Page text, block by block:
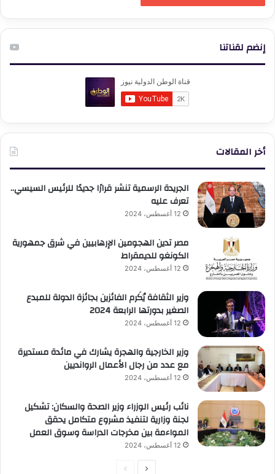
إنضم لقناتنا
أخر المقالات
الجريدة الرسمية تنشر قرارًا جديدًا للرئيس السيسي..
تعرف عليه
12 أغسطس، 2024
مصر تدين الهجومين الإرهابيين في شرق جمهورية
الكونغو للديمقراط
12 أغسطس، 2024
وزير الثقافة يُكَرم الفائزين بجائزة الدولة للمبدع
الصغير بدورتها الرابعة 2024
12 أغسطس، 2024
وزير الخارجية والهجرة يشارك في مائدة مستديرة
مع عدد من رجال الأعمال الروانديين
12 أغسطس، 2024
نائب رئيس الوزراء وزير الصحة والسكان: تشكيل
لجنة وزارية لتنفيذ مشروع متكامل يحقق
المواءمة بين مخرجات الدراسة وسوق العمل
12 أغسطس، 2024
الصفحةالصفحة